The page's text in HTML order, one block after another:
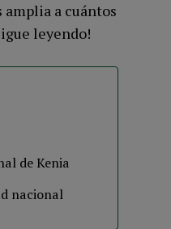
amplia a cuántos
leyendo!
de Kenia
nacional